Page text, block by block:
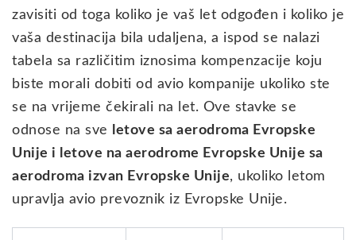
zavisiti od toga koliko je vaš let odgođen i koliko je
vaša destinacija bila udaljena, a ispod se nalazi
tabela sa različitim iznosima kompenzacije koju
biste morali dobiti od avio kompanije ukoliko ste
se na vrijeme čekirali na let. Ove stavke se
odnose na sve
letove sa aerodroma Evropske
Unije i letove na aerodrome Evropske Unije sa
aerodroma izvan Evropske Unije, ukoliko letom
upravlja avio prevoznik iz Evropske Unije.